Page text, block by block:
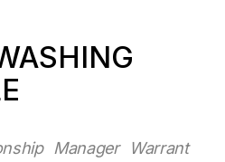
Manager Warrant